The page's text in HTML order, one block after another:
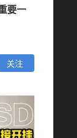
要一
关注